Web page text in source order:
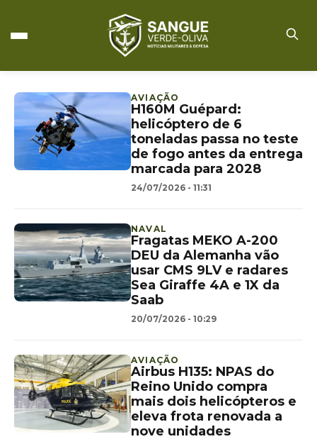
AVIAÇÃO
H160M Guépard:
helicóptero de 6
toneladas passa no teste
de fogo antes da entrega
marcada para 2028
24/07/2026 - 11:31
NAVAL
Fragatas MEKO A-200
DEU da Alemanha vão
usar CMS 9LV e radares
Sea Giraffe 4A e 1X da
Saab
20/07/2026 - 10:29
AVIAÇÃO
Airbus H135: NPAS do
Reino Unido compra
mais dois helicópteros e
eleva frota renovada a
nove unidades